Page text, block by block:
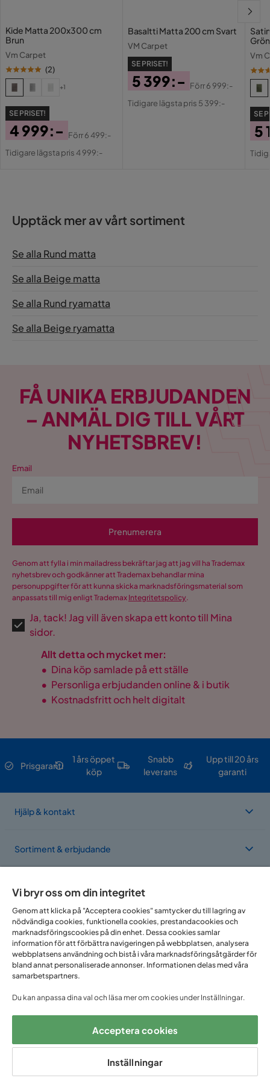
Kide Matta 200x300 cm
Brun
Vm Carpet
(2)
+1
SE PRISET!
Pris
4 999:-
Original
Förr6 499:-
Tidigare lägsta pris 4 999:-
Basaltti Matta 200 cm Svart
VM Carpet
SE PRISET!
Pris
5 399:-
Original
Förr6 999:-
Tidigare lägsta pris 5 399:-
Grön
Vm
SE
5
Upptäck mer av vårt sortiment
Se alla Rund matta
Se alla Beige matta
Se alla Rund ryamatta
Se alla Beige ryamatta
FÅ UNIKA ERBJUDANDEN
– ANMÄL DIG TILL VÅRT
NYHETSBREV!
Email
Prenumerera
Genom att fylla i min mailadress bekräftar jag att jag vill ha Trademax
nyhetsbrev och godkänner att Trademax behandlar mina
personuppgifter för att kunna skicka marknadsföringsmaterial som
anpassats till mig enligt Trademax Integritetspolicy.
Ja, tack! Jag vill även skapa ett konto till Mina
sidor.
Allt detta och mycket mer:
• Dina köp samlade på ett ställe
• Personliga erbjudanden online & i butik
• Kostnadsfritt och helt digitalt
Prisgaranti
1 års öppet
köp
Snabb
leverans
Upp till 20 års
garanti
Hjälp & kontakt
Sortiment & erbjudande
Om Trademax
Vi finns i flera länder
Följ oss på:
Vi bryr oss om din integritet
Genom att klicka på "Acceptera cookies" samtycker du till lagring av
nödvändiga cookies, funktionella cookies, prestandacookies och
marknadsföringscookies på din enhet. Dessa cookies samlar
information för att förbättra navigeringen på webbplatsen, analysera
webbplatsens användning och bistå i våra marknadsföringsåtgärder för
bland annat personaliserade annonser. Informationen delas med våra
samarbetspartners.
Du kan anpassa dina val och läsa mer om cookies under Inställningar.
Acceptera cookies
Inställningar